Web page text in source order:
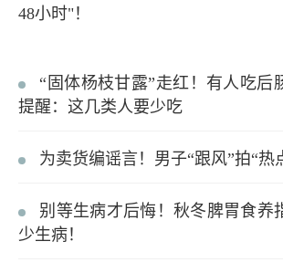
48小时"！
“固体杨枝甘露”走红！有人吃后
提醒：这几类人要少吃
为卖货编谣言！男子“跟风”拍“热
别等生病才后悔！秋冬脾胃食养
少生病！